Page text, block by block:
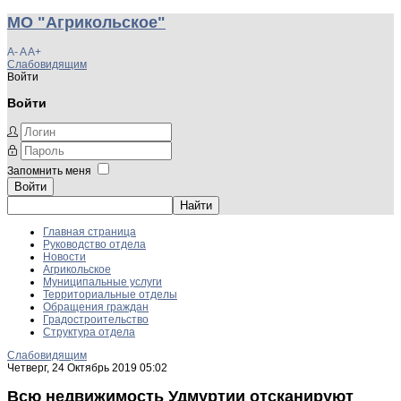
МО "Агрикольское"
A-AA+
Слабовидящим
Войти
Войти
Запомнить меня
Войти
Главная страница
Руководство отдела
Новости
Агрикольское
Муниципальные услуги
Территориальные отделы
Обращения граждан
Градостроительство
Структура отдела
Слабовидящим
Четверг, 24 Октябрь 2019 05:02
Всю недвижимость Удмуртии отсканируют